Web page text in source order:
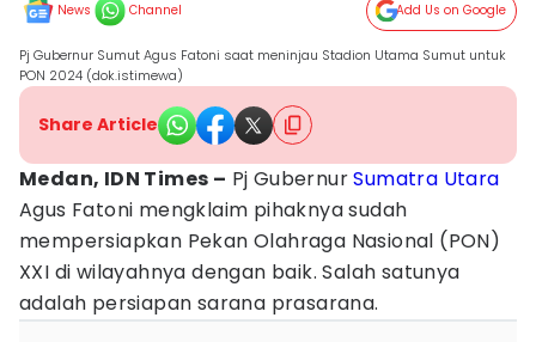
News Channel Add Us on Google
Pj Gubernur Sumut Agus Fatoni saat meninjau Stadion Utama Sumut untuk
PON 2024 (dok.istimewa)
Share Article
Medan, IDN Times – Pj GubernurSumatra Utara
Agus Fatoni mengklaim pihaknya sudah
mempersiapkan Pekan Olahraga Nasional (PON)
XXI di wilayahnya dengan baik. Salah satunya
adalah persiapan sarana prasarana.